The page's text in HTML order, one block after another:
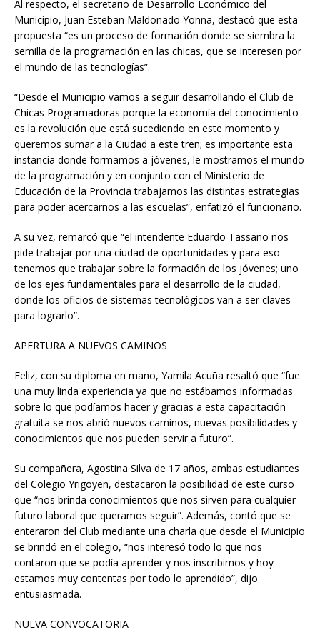
Al respecto, el secretario de Desarrollo Económico del
Municipio, Juan Esteban Maldonado Yonna, destacó que esta
propuesta “es un proceso de formación donde se siembra la
semilla de la programación en las chicas, que se interesen por
el mundo de las tecnologías”.
“Desde el Municipio vamos a seguir desarrollando el Club de
Chicas Programadoras porque la economía del conocimiento
es la revolución que está sucediendo en este momento y
queremos sumar a la Ciudad a este tren; es importante esta
instancia donde formamos a jóvenes, le mostramos el mundo
de la programación y en conjunto con el Ministerio de
Educación de la Provincia trabajamos las distintas estrategias
para poder acercarnos a las escuelas”, enfatizó el funcionario.
A su vez, remarcó que “el intendente Eduardo Tassano nos
pide trabajar por una ciudad de oportunidades y para eso
tenemos que trabajar sobre la formación de los jóvenes; uno
de los ejes fundamentales para el desarrollo de la ciudad,
donde los oficios de sistemas tecnológicos van a ser claves
para lograrlo”.
APERTURA A NUEVOS CAMINOS
Feliz, con su diploma en mano, Yamila Acuña resaltó que “fue
una muy linda experiencia ya que no estábamos informadas
sobre lo que podíamos hacer y gracias a esta capacitación
gratuita se nos abrió nuevos caminos, nuevas posibilidades y
conocimientos que nos pueden servir a futuro”.
Su compañera, Agostina Silva de 17 años, ambas estudiantes
del Colegio Yrigoyen, destacaron la posibilidad de este curso
que “nos brinda conocimientos que nos sirven para cualquier
futuro laboral que queramos seguir”. Además, contó que se
enteraron del Club mediante una charla que desde el Municipio
se brindó en el colegio, “nos interesó todo lo que nos
contaron que se podía aprender y nos inscribimos y hoy
estamos muy contentas por todo lo aprendido”, dijo
entusiasmada.
NUEVA CONVOCATORIA